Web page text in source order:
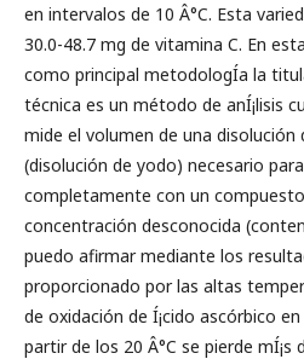
en intervalos de 10 Â°C. Esta
30.0-48.7 mg de vitamina C. En
como principal metodologÍ­a la
técnica es un método de anÍ¡lisis
mide el volumen de una
(disolución de yodo) necesario
completamente con un
concentración desconocida
puedo afirmar mediante los
proporcionado por las altas
de oxidación de Í¡cido ascórbico
partir de los 20 Â°C se pierde mÍ¡s